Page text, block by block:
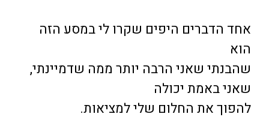
אחד הדברים היפים שקרו לי במסע הזה
הוא
שהבנתי שאני הרבה יותר ממה שדמיינתי,
שאני באמת יכולה
להפוך את החלום שלי למציאות.